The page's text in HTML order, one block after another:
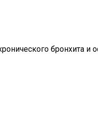
бронхита и